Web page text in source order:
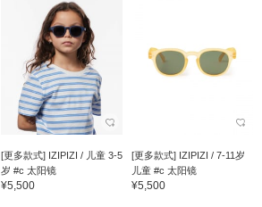
[更多款式] IZIPIZI / 儿童 3-5
岁 #c 太阳镜
¥5,500
[更多款式] IZIPIZI / 7-11岁
儿童 #c 太阳镜
¥5,500